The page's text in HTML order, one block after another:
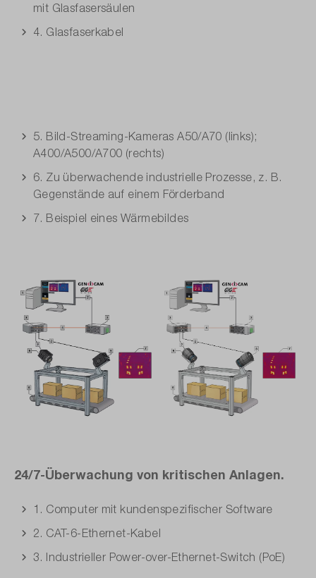
mit Glasfasersäulen
4. Glasfaserkabel
5. Bild-Streaming-Kameras A50/A70 (links);
A400/A500/A700 (rechts)
6. Zu überwachende industrielle Prozesse, z. B.
Gegenstände auf einem Förderband
7. Beispiel eines Wärmebildes
24/7-Überwachung von kritischen Anlagen.
1. Computer mit kundenspezifischer Software
2. CAT-6-Ethernet-Kabel
3. Industrieller Power-over-Ethernet-Switch (PoE)